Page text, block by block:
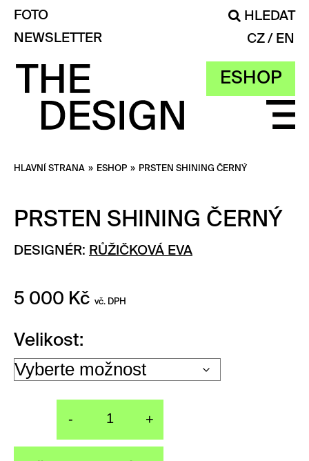
ESHOP
FOTO
HLEDAT
NEWSLETTER
CZ EN
HLAVNÍ STRANA » ESHOP » PRSTEN SHINING ČERNÝ
PRSTEN SHINING ČERNÝ
DESIGNÉR: RŮŽIČKOVÁ EVA
5 000 Kč vč. DPH
Velikost
- +